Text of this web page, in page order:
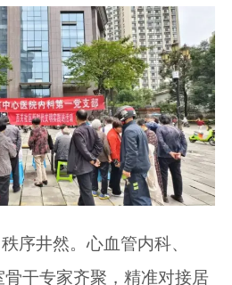
序井然。心血管内科、
干专家齐聚，精准对接居